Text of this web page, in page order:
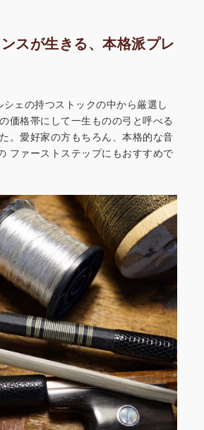
スが生きる、本格派プレ
シェの持つストックの中から厳選し
価格帯にして一生ものの弓と呼べる
。愛好家の方もちろん、本格的な音
ファーストステップにもおすすめで